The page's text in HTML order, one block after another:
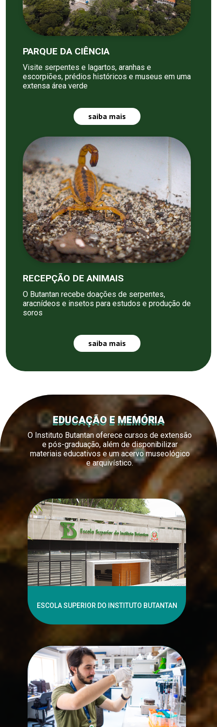
PARQUE DA CIÊNCIA
Visite serpentes e lagartos, aranhas e
escorpiões, prédios históricos e museus em uma
extensa área verde
saiba mais
RECEPÇÃO DE ANIMAIS
O Butantan recebe doações de serpentes,
aracnídeos e insetos para estudos e produção de
soros
saiba mais
EDUCAÇÃO E MEMÓRIA
O Instituto Butantan oferece cursos de extensão
e pós-graduação, além de disponibilizar
materiais educativos e um acervo museológico
e arquivístico.
ESCOLA SUPERIOR DO INSTITUTO BUTANTAN